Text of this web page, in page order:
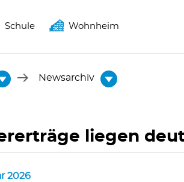
Schule Wohnheim
Newsarchiv
liegen
2026